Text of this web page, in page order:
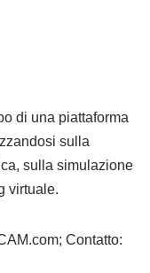
di una piattaforma
sulla
sulla simulazione
virtuale.
Contatto: